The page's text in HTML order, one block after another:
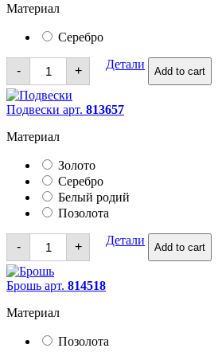
Материал
Серебро
-
Подвески
quantity
+ Детали
Add to cart
Подвески арт. 813657
Материал
Золото
Серебро
Белый родий
Позолота
-
Подвески
quantity
+ Детали
Add to cart
Брошь арт. 814518
Материал
Позолота